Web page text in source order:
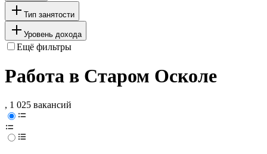
Тип занятости
Уровень дохода
Ещё фильтры
Работа в Старом Осколе
, 1 025 вакансий